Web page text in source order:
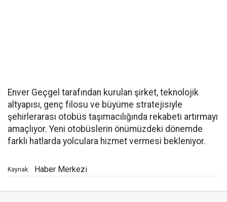
Enver Geçgel tarafından kurulan şirket, teknolojik
altyapısı, genç filosu ve büyüme stratejisiyle
şehirlerarası otobüs taşımacılığında rekabeti artırmayı
amaçlıyor. Yeni otobüslerin önümüzdeki dönemde
farklı hatlarda yolculara hizmet vermesi bekleniyor.
Kaynak: Haber Merkezi